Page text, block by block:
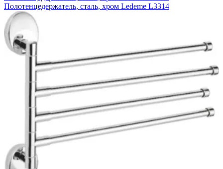
Полотенцедержатель, сталь, хром Ledeme L3314